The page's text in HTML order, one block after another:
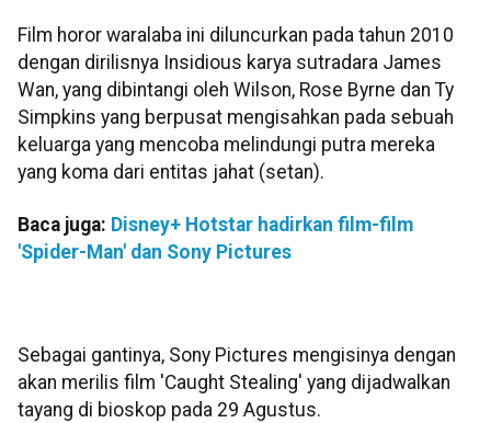
Film horor waralaba ini diluncurkan pada tahun 2010
dengan dirilisnya Insidious karya sutradara James
Wan, yang dibintangi oleh Wilson, Rose Byrne dan Ty
Simpkins yang berpusat mengisahkan pada sebuah
keluarga yang mencoba melindungi putra mereka
yang koma dari entitas jahat (setan).
Baca juga: Disney+ Hotstar hadirkan film-film
'Spider-Man' dan Sony Pictures
Sebagai gantinya, Sony Pictures mengisinya dengan
akan merilis film 'Caught Stealing' yang dijadwalkan
tayang di bioskop pada 29 Agustus.